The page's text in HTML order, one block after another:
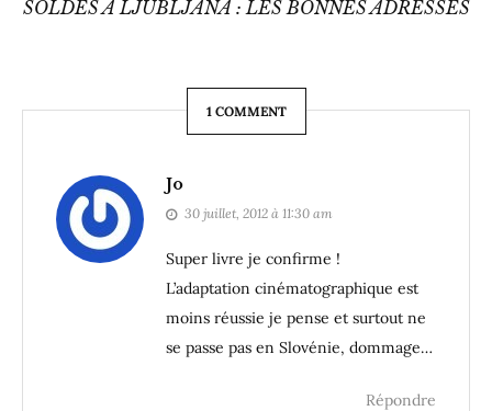
SOLDES À LJUBLJANA : LES BONNES ADRESSES
1 COMMENT
Jo
30 juillet, 2012 à 11:30 am
Super livre je confirme !
L’adaptation cinématographique est
moins réussie je pense et surtout ne
se passe pas en Slovénie, dommage…
Répondre